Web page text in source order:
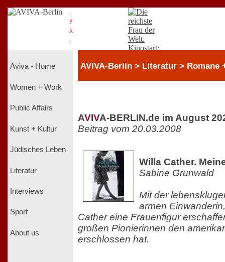
P
R
Aviva - Home
Women + Work
Public Affairs
Kunst + Kultur
Jüdisches Leben
Literatur
Interviews
Sport
About us
AVIVA-Berlin > Literatur > Romane
AVIVA-BERLIN.de im August
Beitrag vom 20.03.2008
Willa Cather.
Sabine Grunwald
Mit der
armen
Cather eine Frauenfigur
großen Pionierinnen den
erschlossen hat.